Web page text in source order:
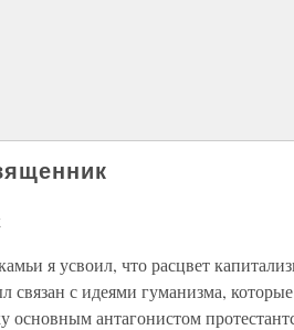
я усвоил, что расцвет
связан с идеями гуманизма,
основным антагонистом